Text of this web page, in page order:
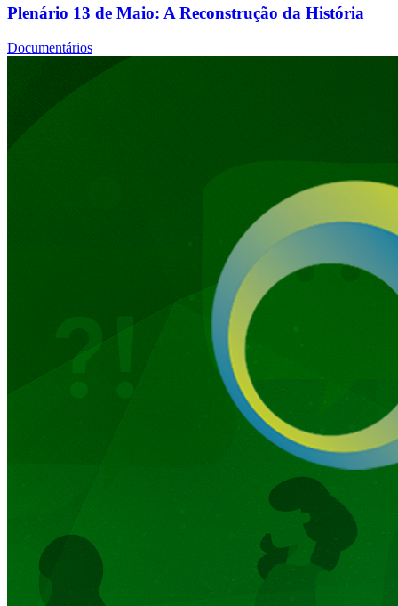
Plenário 13 de Maio: A Reconstrução da História
Documentários